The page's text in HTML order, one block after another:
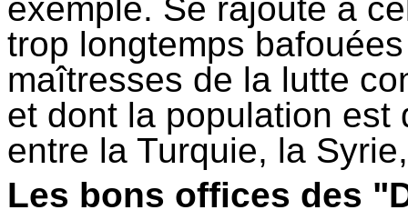
exemple. Se rajoute à
trop longtemps
maîtresses de la lutte
et dont la population est
entre la Turquie, la
Les bons offices des